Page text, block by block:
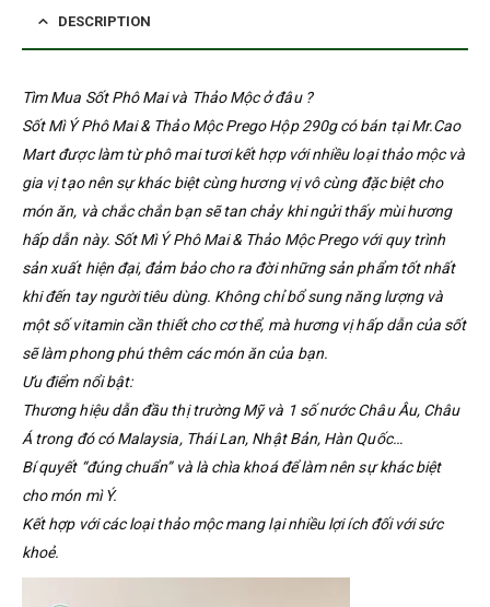
DESCRIPTION
Tìm Mua Sốt Phô Mai và Thảo Mộc ở đâu ?
Sốt Mì Ý Phô Mai & Thảo Mộc Prego Hộp 290g có bán tại Mr.Cao
Mart được làm từ phô mai tươi kết hợp với nhiều loại thảo mộc và
gia vị tạo nên sự khác biệt cùng hương vị vô cùng đặc biệt cho
món ăn, và chắc chắn bạn sẽ tan chảy khi ngửi thấy mùi hương
hấp dẫn này. Sốt Mì Ý Phô Mai & Thảo Mộc Prego với quy trình
sản xuất hiện đại, đảm bảo cho ra đời những sản phẩm tốt nhất
khi đến tay người tiêu dùng. Không chỉ bổ sung năng lượng và
một số vitamin cần thiết cho cơ thể, mà hương vị hấp dẫn của sốt
sẽ làm phong phú thêm các món ăn của bạn.
Ưu điểm nổi bật:
Thương hiệu dẫn đầu thị trường Mỹ và 1 số nước Châu Âu, Châu
Á trong đó có Malaysia, Thái Lan, Nhật Bản, Hàn Quốc…
Bí quyết “đúng chuẩn” và là chìa khoá để làm nên sự khác biệt
cho món mì Ý.
Kết hợp với các loại thảo mộc mang lại nhiều lợi ích đối với sức
khoẻ.